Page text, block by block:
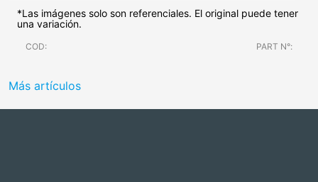
*Las imágenes solo son referenciales. El original puede tener
una variación.
COD: PART N°:
Más artículos